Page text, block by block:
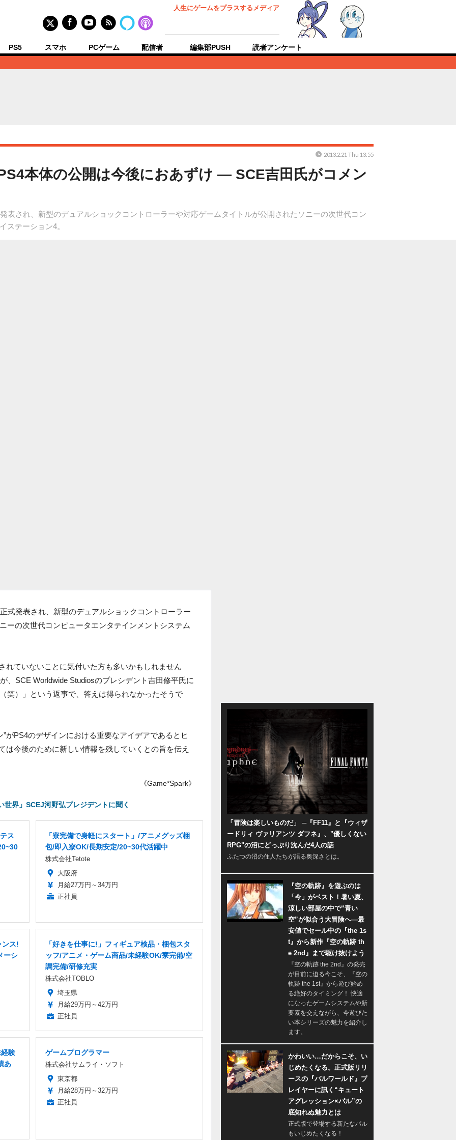
人生にゲームをプラスするメディア
PS5 スマホ PCゲーム 配信者 編集部PUSH 読者アンケート
本体の公開は今後におあずけ ― SCE吉田氏がコメン
表され、新型のデュアルショックコントローラーや対応ゲームタイトルが公開されたソニーの次世代コン
ステーション4。
2013.2.21 Thu 13:55
式発表され、新型のデュアルショックコントローラー
ーの次世代コンピュータエンタテインメントシステム
れていないことに気付いた方も多いかもしれません
、SCE Worldwide Studiosのプレシデント吉田修平氏に
笑）」という返事で、答えは得られなかったそうで
がPS4のデザインにおける重要なアイデアであるとヒ
は今後のために新しい情報を残していくとの旨を伝え
《Game*Spark》
界」SCEJ河野弘プレジデントに聞く
ス
「寮完備で身軽にスタート」/アニメグッズ梱
包/即入寮OK/長期安定/20~30代活躍中
株式会社Tetote
大阪府
月給27万円～34万円
正社員
ンス!
ーシ
「好きを仕事に!」フィギュア検品・梱包スタ
ッフ/アニメ・ゲーム商品/未経験OK/寮完備/空
調完備/研修充実
株式会社TOBLO
埼玉県
月給29万円～42万円
正社員
験
あ
ゲームプログラマー
株式会社サムライ・ソフト
東京都
月給28万円～32万円
正社員
「冒険は楽しいものだ」 ─『FF11』と『ウィザ
ードリィ ヴァリアンツ ダフネ』、"優しくない
RPG"の沼にどっぷり沈んだ4人の話
ふたつの沼の住人たちが語る奥深さとは。
『空の軌跡』を遊ぶのは
「今」がベスト！暑い夏、
涼しい部屋の中で“青い
空”が似合う大冒険へ―最
安値でセール中の『the 1s
t』から新作『空の軌跡 th
e 2nd』まで駆け抜けよう
『空の軌跡 the 2nd』の発売
が目前に迫る今こそ、『空の
軌跡 the 1st』から遊び始め
る絶好のタイミング！ 快適
になったゲームシステムや新
要素を交えながら、今遊びた
い本シリーズの魅力を紹介し
ます。
かわいい…だからこそ、い
じめたくなる。正式版リリ
ースの『パルワールド』プ
レイヤーに訊く“キュート
アグレッション×パル”の
底知れぬ魅力とは
正式版で登場する新たなパル
もいじめたくなる！